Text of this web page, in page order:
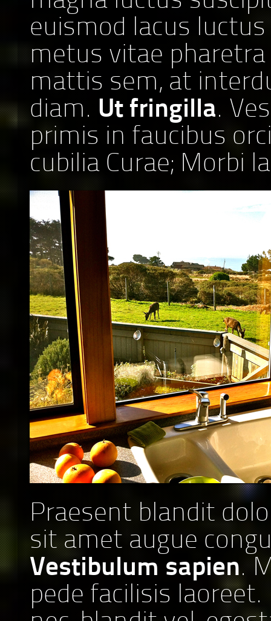
euismod lacus
metus vitae
mattis sem, at
diam. Ut fringilla.
primis in faucibus
cubilia Curae; Morbi
Praesent blandit
sit amet augue
Vestibulum sapien.
pede facilisis